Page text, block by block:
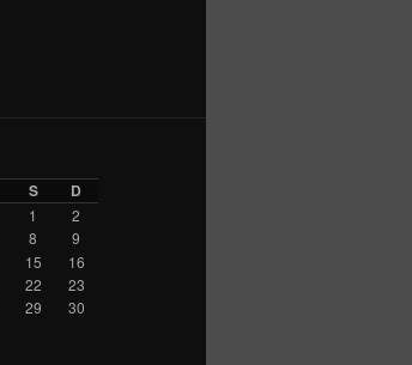
S D
1
2
8
9
15
16
22
23
29
30